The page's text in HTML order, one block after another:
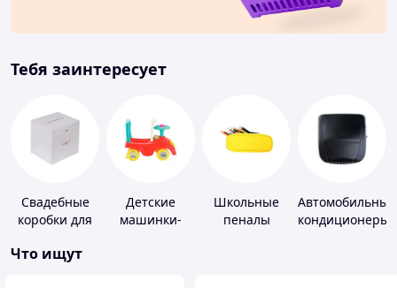
Тебя заинтересует
Свадебные
коробки для
Детские
машинки-
Школьные
пеналы
Автомобильные
кондиционеры
Что ищут